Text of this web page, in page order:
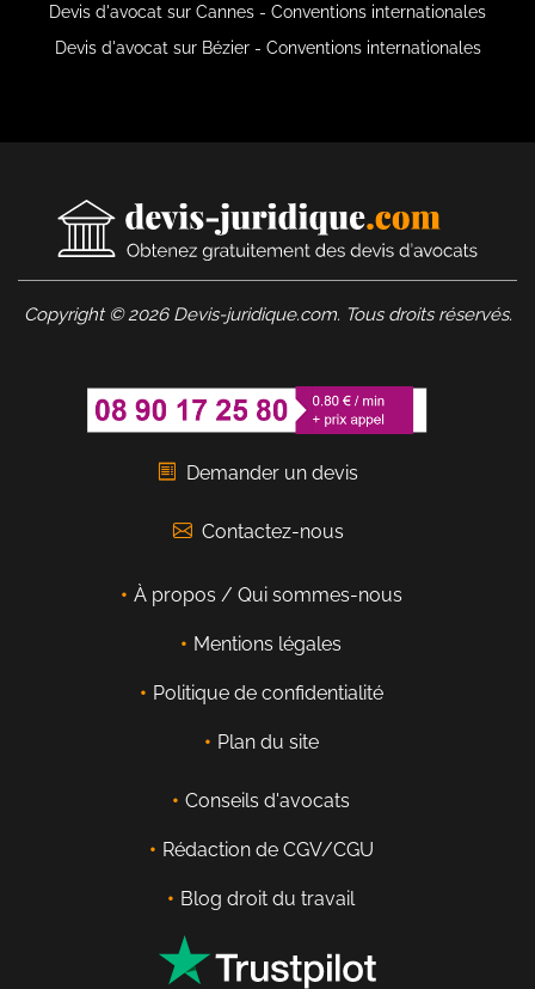
Devis d'avocat sur Cannes - Conventions internationales
Devis d'avocat sur Bézier - Conventions internationales
Copyright © 2026 Devis-juridique.com. Tous droits réservés.
Demander un devis
Contactez-nous
À propos / Qui sommes-nous
Mentions légales
Politique de confidentialité
Plan du site
Conseils d'avocats
Rédaction de CGV/CGU
Blog droit du travail